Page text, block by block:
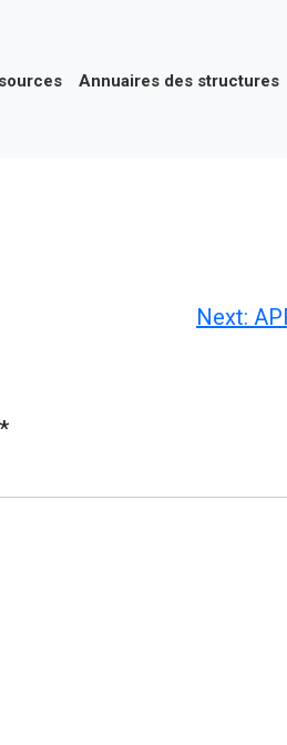
Annuaires des structures
Next:
*